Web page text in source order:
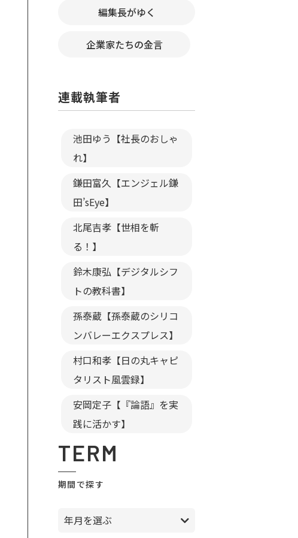
編集長がゆく
企業家たちの金言
連載執筆者
池田ゆう【社長のおしゃ
れ】
鎌田富久【エンジェル鎌
田’sEye】
北尾吉孝【世相を斬
る！】
鈴木康弘【デジタルシフ
トの教科書】
孫泰蔵【孫泰蔵のシリコ
ンバレーエクスプレス】
村口和孝【日の丸キャピ
タリスト風雲録】
安岡定子【『論語』を実
践に活かす】
TERM
期間で探す
年月を選ぶ